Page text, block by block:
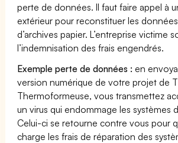
perte de données. Il faut faire appel à
extérieur pour reconstituer les
d’archives papier. L’entreprise victime
l’indemnisation des frais engendrés.
Exemple perte de données : en
version numérique de votre projet de
Thermoformeuse, vous transmettez
un virus qui endommage les systèmes
Celui-ci se retourne contre vous pour
charge les frais de réparation des